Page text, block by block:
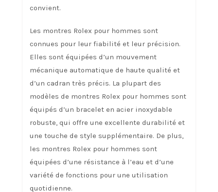
convient.
Les montres Rolex pour hommes sont
connues pour leur fiabilité et leur précision.
Elles sont équipées d’un mouvement
mécanique automatique de haute qualité et
d’un cadran très précis. La plupart des
modèles de montres Rolex pour hommes sont
équipés d’un bracelet en acier inoxydable
robuste, qui offre une excellente durabilité et
une touche de style supplémentaire. De plus,
les montres Rolex pour hommes sont
équipées d’une résistance à l’eau et d’une
variété de fonctions pour une utilisation
quotidienne.